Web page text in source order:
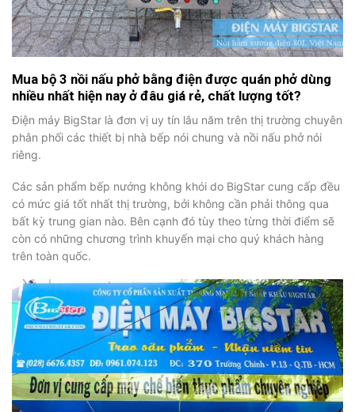
Mua bộ 3 nồi nấu phở bằng điện được quán phở dùng
nhiều nhất hiện nay ở đâu giá rẻ, chất lượng tốt?
Điện máy BigStar là đơn vị uy tín lâu năm trên thị trường chuyên
phân phối các thiết bị nhà bếp nói chung và nồi nấu phở nói
riêng.
Các sản phẩm bếp nướng không khói do BigStar cung cấp đều
có mức giá tốt nhất thị trường, bởi không cần phải thông qua
bất kỳ trung gian nào. Bên cạnh đó tùy theo từng thời điểm sẽ
còn có những chương trình khuyến mại cho quý khách hàng
trên toàn quốc.